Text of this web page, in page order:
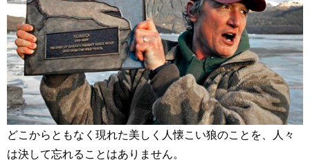
どこからともなく現れた美しく人懐こい狼のことを、人々
は決して忘れることはありません。